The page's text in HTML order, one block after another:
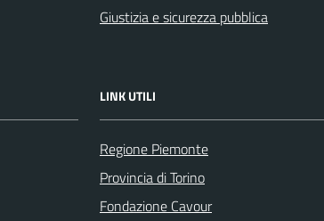
Giustizia e sicurezza pubblica
LINK UTILI
Regione Piemonte
Provincia di Torino
Fondazione Cavour